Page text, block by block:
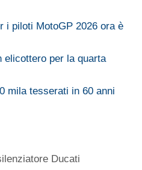
i piloti MotoGP 2026 ora è
elicottero per la quarta
mila tesserati in 60 anni
Ducati